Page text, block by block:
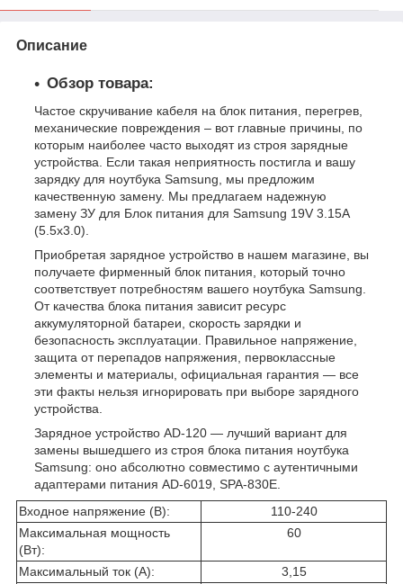
Описание
Обзор товара:
Частое скручивание кабеля на блок питания, перегрев,
механические повреждения – вот главные причины, по
которым наиболее часто выходят из строя зарядные
устройства. Если такая неприятность постигла и вашу
зарядку для ноутбука Samsung, мы предложим
качественную замену. Мы предлагаем надежную
замену ЗУ для Блок питания для Samsung 19V 3.15A
(5.5x3.0).
Приобретая зарядное устройство в нашем магазине, вы
получаете фирменный блок питания, который точно
соответствует потребностям вашего ноутбука Samsung.
От качества блока питания зависит ресурс
аккумуляторной батареи, скорость зарядки и
безопасность эксплуатации. Правильное напряжение,
защита от перепадов напряжения, первоклассные
элементы и материалы, официальная гарантия ― все
эти факты нельзя игнорировать при выборе зарядного
устройства.
Зарядное устройство AD-120 — лучший вариант для
замены вышедшего из строя блока питания ноутбука
Samsung: оно абсолютно совместимо с аутентичными
адаптерами питания AD-6019, SPA-830E.
Входное напряжение (В):
110-240
Максимальная мощность
(Вт):
60
Максимальный ток (А):
3,15